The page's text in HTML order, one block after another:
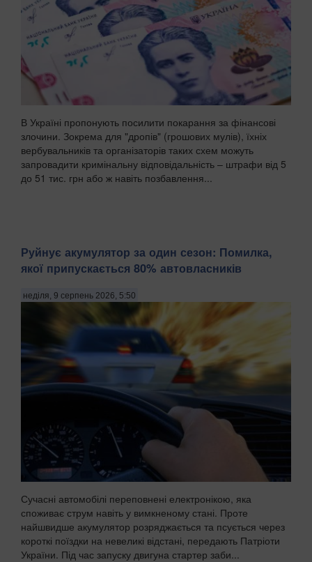
В Україні пропонують посилити покарання за фінансові
злочини. Зокрема для "дропів" (грошових мулів), їхніх
вербувальників та організаторів таких схем можуть
запровадити кримінальну відповідальність – штрафи від 5
до 51 тис. грн або ж навіть позбавлення...
Руйнує акумулятор за один сезон: Помилка,
якої припускається 80% автовласників
неділя, 9 серпень 2026, 5:50
Сучасні автомобілі переповнені електронікою, яка
споживає струм навіть у вимкненому стані. Проте
найшвидше акумулятор розряджається та псується через
короткі поїздки на невеликі відстані, передають Патріоти
України. Під час запуску двигуна стартер заби...